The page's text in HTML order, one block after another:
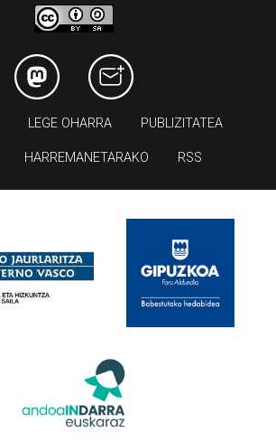
LEGE OHARRA PUBLIZITATEA
HARREMANETARAKO RSS